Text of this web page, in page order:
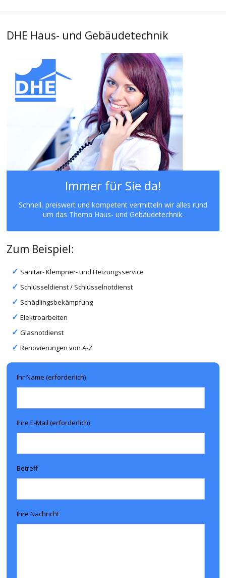
DHE Haus- und Gebäudetechnik
Immer für Sie da!
Schnell, preiswert und kompetent vermitteln wir alles rund
um das Thema Haus- und Gebäudetechnik.
Zum Beispiel:
Sanitär- Klempner- und Heizungsservice
Schlüsseldienst / Schlüsselnotdienst
Schädlingsbekämpfung
Elektroarbeiten
Glasnotdienst
Renovierungen von A-Z
Ihr Name (erforderlich)
Ihre E-Mail (erforderlich)
Betreff
Ihre Nachricht